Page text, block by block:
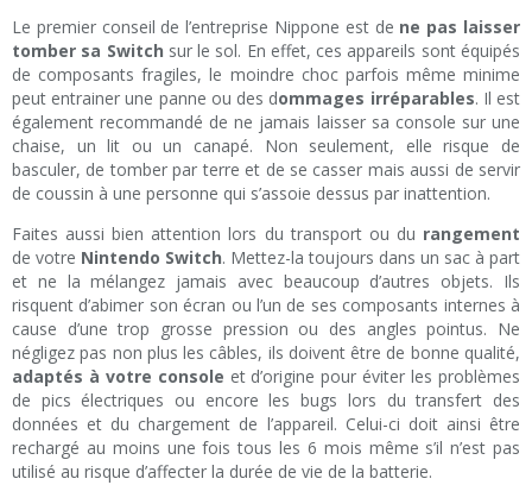
Le premier conseil de l’entreprise Nippone est de ne pas laisser
tomber sa Switch sur le sol. En effet, ces appareils sont équipés
de composants fragiles, le moindre choc parfois même minime
peut entrainer une panne ou des dommages irréparables. Il est
également recommandé de ne jamais laisser sa console sur une
chaise, un lit ou un canapé. Non seulement, elle risque de
basculer, de tomber par terre et de se casser mais aussi de servir
de coussin à une personne qui s’assoie dessus par inattention.
Faites aussi bien attention lors du transport ou du rangement
de votre Nintendo Switch. Mettez-la toujours dans un sac à part
et ne la mélangez jamais avec beaucoup d’autres objets. Ils
risquent d’abimer son écran ou l’un de ses composants internes à
cause d’une trop grosse pression ou des angles pointus. Ne
négligez pas non plus les câbles, ils doivent être de bonne qualité,
adaptés à votre console et d’origine pour éviter les problèmes
de pics électriques ou encore les bugs lors du transfert des
données et du chargement de l’appareil. Celui-ci doit ainsi être
rechargé au moins une fois tous les 6 mois même s’il n’est pas
utilisé au risque d’affecter la durée de vie de la batterie.